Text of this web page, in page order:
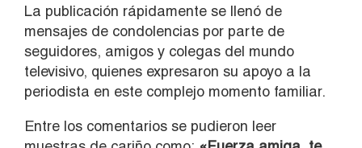
La publicación rápidamente se llenó de
mensajes de condolencias por parte de
seguidores, amigos y colegas del mundo
televisivo, quienes expresaron su apoyo a la
periodista en este complejo momento familiar.
Entre los comentarios se pudieron leer